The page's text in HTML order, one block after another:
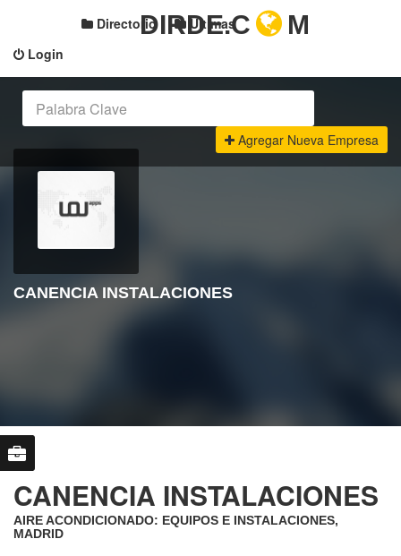
Login
Directorio Últimas
DIRDE.C M
Agregar Nueva Empresa
CANENCIA INSTALACIONES
CANENCIA INSTALACIONES
AIRE ACONDICIONADO: EQUIPOS E INSTALACIONES,
MADRID